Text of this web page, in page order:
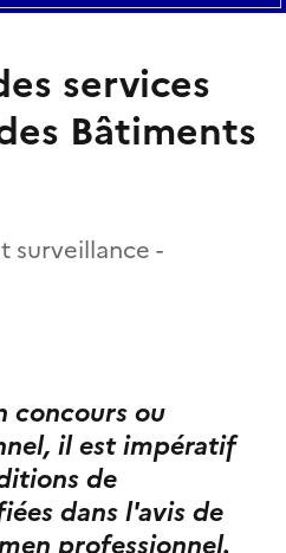
services
Bâtiments
surveillance -
concours ou
il est impératif
de
dans l'avis de
professionnel.